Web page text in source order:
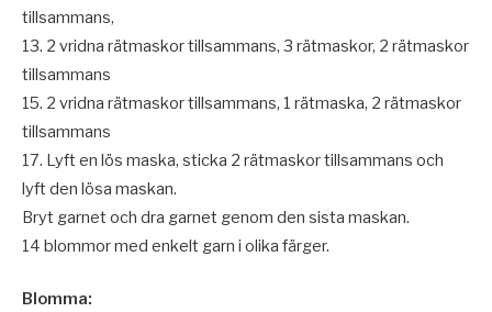
tillsammans,
13. 2 vridna rätmaskor tillsammans, 3 rätmaskor, 2 rätmaskor
tillsammans
15. 2 vridna rätmaskor tillsammans, 1 rätmaska, 2 rätmaskor
tillsammans
17. Lyft en lös maska, sticka 2 rätmaskor tillsammans och
lyft den lösa maskan.
Bryt garnet och dra garnet genom den sista maskan.
14 blommor med enkelt garn i olika färger.
Blomma: